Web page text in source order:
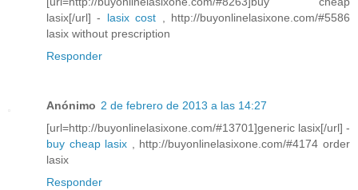
lasix[/url] - lasix cost , http://buyonlinelasixone.com/#5586
lasix without prescription
Responder
Anónimo 2 de febrero de 2013 a las 14:27
[url=http://buyonlinelasixone.com/#13701]generic lasix[/url] -
buy cheap lasix , http://buyonlinelasixone.com/#4174 order
lasix
Responder